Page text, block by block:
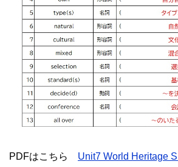
PDFはこちら Unit7 World Heritage